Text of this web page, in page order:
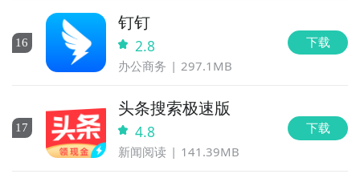
16
钉钉
2.8
办公商务 297.1MB
下载
17
头条搜索极速版
4.8
新闻阅读 141.39MB
下载